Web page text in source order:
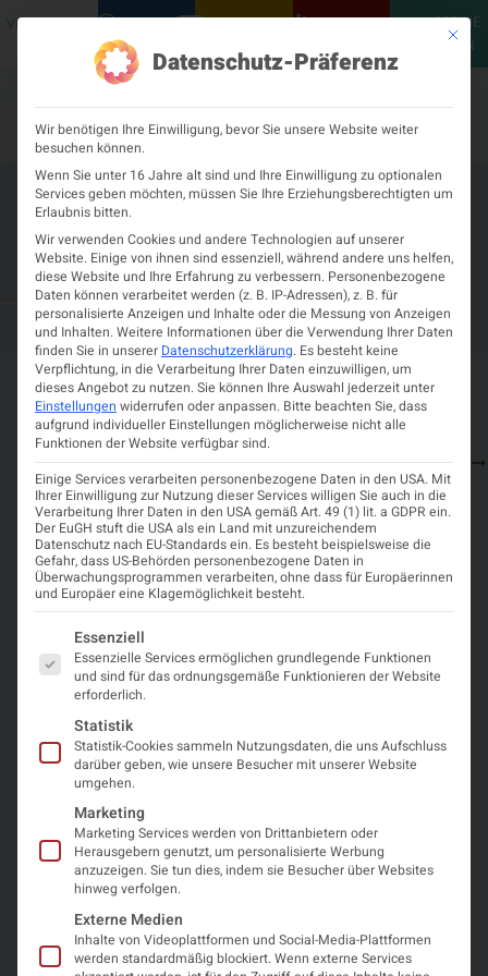
VERANSTALTUNGENPODCASTS NEUROLOGISCH KONTAKT
MEINE
ÖGN
EANS – 20 Years of 3D Printing at
Mayo Clinic – Point of Care
Manufacturing
11. FEBRUAR 2026 VIRTUELL
Details zur Veranstaltung
Zeit und
Ort
11.
Februar
2026
17:00virtuell
Informationen
Webinar
Veranstalter
European Association of Neurosurgical Societies
(EANS)
Was Sie erwartet
Eingeladener Redner:
Prof. Jonathan M. Morris, Mayo Clinic Rochester,
USA. Dr. Jonathan M. Morris ist Professor an den
Abteilungen für Radiologie, Hals-Nasen-
Ohrenheilkunde, Neurochirurgie und Anatomie der
Mayo Clinic. Als anerkannter Experte im Bereich
Mit
Datenschutz-Präferenz
Wir benötigen Ihre Einwilligung, bevor Sie unsere Website weiter
besuchen können.
Wenn Sie unter 16 Jahre alt sind und Ihre Einwilligung zu optionalen
Services geben möchten, müssen Sie Ihre Erziehungsberechtigten um
Erlaubnis bitten.
Wir verwenden Cookies und andere Technologien auf unserer
Website. Einige von ihnen sind essenziell, während andere uns helfen,
diese Website und Ihre Erfahrung zu verbessern. Personenbezogene
Daten können verarbeitet werden (z. B. IP-Adressen), z. B. für
personalisierte Anzeigen und Inhalte oder die Messung von Anzeigen
und Inhalten.Weitere Informationen über die Verwendung Ihrer Daten
finden Sie in unserer Datenschutzerklärung. Es besteht keine
Verpflichtung, in die Verarbeitung Ihrer Daten einzuwilligen, um
dieses Angebot zu nutzen.Sie können Ihre Auswahl jederzeit unter
Einstellungen widerrufen oder anpassen. Bitte beachten Sie, dass
aufgrund individueller Einstellungen möglicherweise nicht alle
Funktionen der Website verfügbar sind.
Einige Services verarbeiten personenbezogene Daten in den USA. Mit
Ihrer Einwilligung zur Nutzung dieser Services willigen Sie auch in die
Verarbeitung Ihrer Daten in den USA gemäß Art. 49 (1) lit. a GDPR ein.
Der EuGH stuft die USA als ein Land mit unzureichendem
Datenschutz nach EU-Standards ein. Es besteht beispielsweise die
Gefahr, dass US-Behörden personenbezogene Daten in
Überwachungsprogrammen verarbeiten, ohne dass für Europäerinnen
und Europäer eine Klagemöglichkeit besteht.
Es folgt eine Liste der Service-Gruppen, für die eine
Essenziell
Essenzielle Services ermöglichen grundlegende Funktionen
und sind für das ordnungsgemäße Funktionieren der Website
erforderlich.
Statistik
Statistik-Cookies sammeln Nutzungsdaten, die uns Aufschluss
darüber geben, wie unsere Besucher mit unserer Website
umgehen.
Marketing
Marketing Services werden von Drittanbietern oder
Herausgebern genutzt, um personalisierte Werbung
anzuzeigen. Sie tun dies, indem sie Besucher über Websites
hinweg verfolgen.
Externe Medien
Inhalte von Videoplattformen und Social-Media-Plattformen
werden standardmäßig blockiert. Wenn externe Services